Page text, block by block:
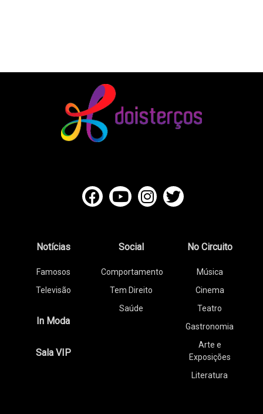
Notícias
Famosos
Televisão
In Moda
Sala VIP
Social
Comportamento
Tem Direito
Saúde
No Circuito
Música
Cinema
Teatro
Gastronomia
Arte e
Exposições
Literatura